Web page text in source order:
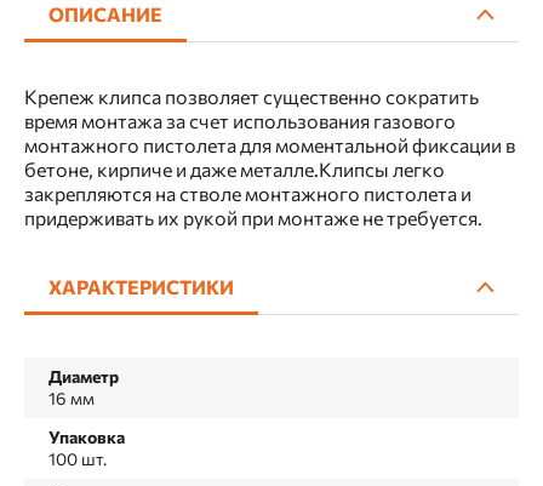
ОПИСАНИЕ
Крепеж клипса позволяет существенно сократить
время монтажа за счет использования газового
монтажного пистолета для моментальной фиксации в
бетоне, кирпиче и даже металле.Клипсы легко
закрепляются на стволе монтажного пистолета и
придерживать их рукой при монтаже не требуется.
ХАРАКТЕРИСТИКИ
Диаметр
16 мм
Упаковка
100 шт.